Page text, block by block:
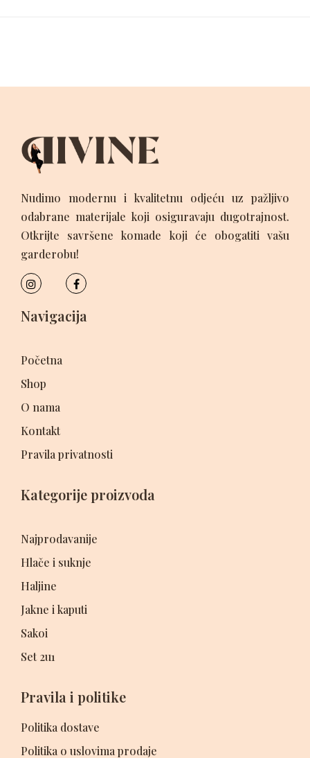
Nudimo modernu i kvalitetnu odjeću uz pažljivo
odabrane materijale koji osiguravaju dugotrajnost.
Otkrijte savršene komade koji će obogatiti vašu
garderobu!
Navigacija
Početna
Shop
O nama
Kontakt
Pravila privatnosti
Kategorije proizvoda
Najprodavanije
Hlače i suknje
Haljine
Jakne i kaputi
Sakoi
Set 2u1
Pravila i politike
Politika dostave
Politika o uslovima prodaje